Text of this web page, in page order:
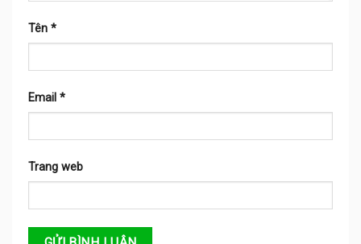
Tên *
Email *
Trang web